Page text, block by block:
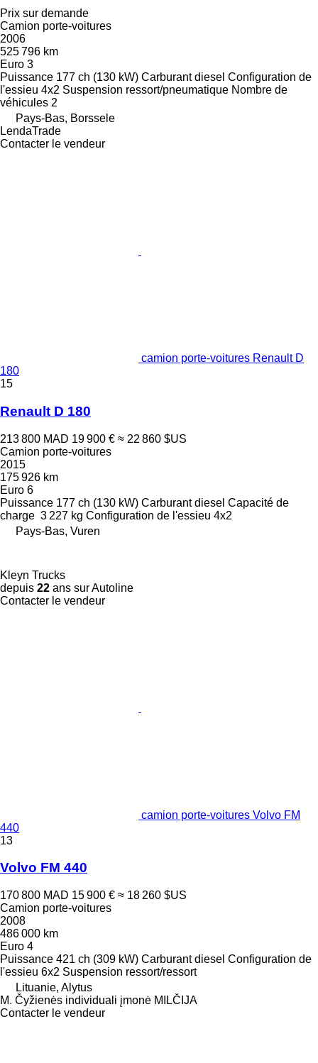
Prix sur demande
Camion porte-voitures
2006
525 796 km
Euro 3
Puissance 177 ch (130 kW) Carburant diesel Configuration de
l'essieu 4x2 Suspension ressort/pneumatique Nombre de
véhicules 2
Pays-Bas, Borssele
LendaTrade
Contacter le vendeur
camion porte-voitures Renault D
180
15
Renault D 180
213 800 MAD 19 900 € ≈ 22 860 $US
Camion porte-voitures
2015
175 926 km
Euro 6
Puissance 177 ch (130 kW) Carburant diesel Capacité de
charge 3 227 kg Configuration de l'essieu 4x2
Pays-Bas, Vuren
Kleyn Trucks
depuis 22 ans sur Autoline
Contacter le vendeur
camion porte-voitures Volvo FM
440
13
Volvo FM 440
170 800 MAD 15 900 € ≈ 18 260 $US
Camion porte-voitures
2008
486 000 km
Euro 4
Puissance 421 ch (309 kW) Carburant diesel Configuration de
l'essieu 6x2 Suspension ressort/ressort
Lituanie, Alytus
M. Čyžienės individuali įmonė MILČIJA
Contacter le vendeur